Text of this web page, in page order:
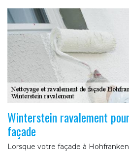
Winterstein ravalement
façade
Lorsque votre façade à